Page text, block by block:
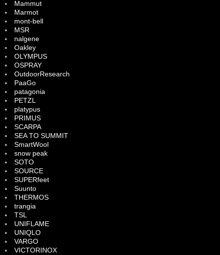
Mammut
Marmot
mont-bell
MSR
nalgene
Oakley
OLYMPUS
OSPRAY
OutdoorResearch
PaaGo
patagonia
PETZL
platypus
PRIMUS
SCARPA
SEA TO SUMMIT
SmartWool
snow peak
SOTO
SOURCE
SUPERfeet
Suunto
THERMOS
trangia
TSL
UNIFLAME
UNIQLO
VARGO
VICTORINOX